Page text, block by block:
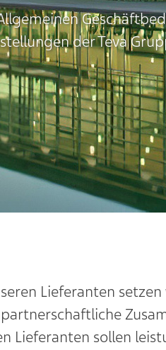
der Teva
Lieferanten
Lieferanten sollen